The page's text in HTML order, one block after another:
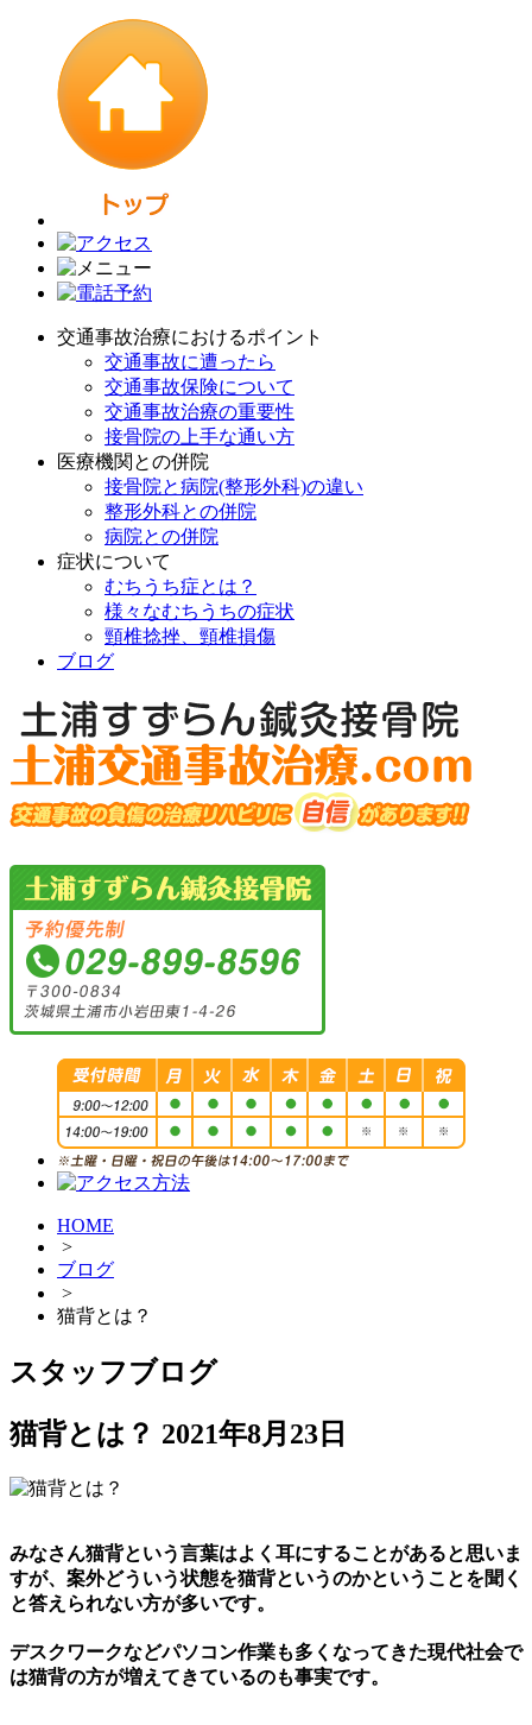
交通事故治療におけるポイント
交通事故に遭ったら
交通事故保険について
交通事故治療の重要性
接骨院の上手な通い方
医療機関との併院
接骨院と病院(整形外科)の違い
整形外科との併院
病院との併院
症状について
むちうち症とは？
様々なむちうちの症状
頸椎捻挫、頸椎損傷
ブログ
HOME
>
ブログ
>
猫背とは？
スタッフブログ
猫背とは？ 2021年8月23日
みなさん猫背という言葉はよく耳にすることがあると思いま
すが、案外どういう状態を猫背というのかということを聞く
と答えられない方が多いです。
デスクワークなどパソコン作業も多くなってきた現代社会で
は猫背の方が増えてきているのも事実です。